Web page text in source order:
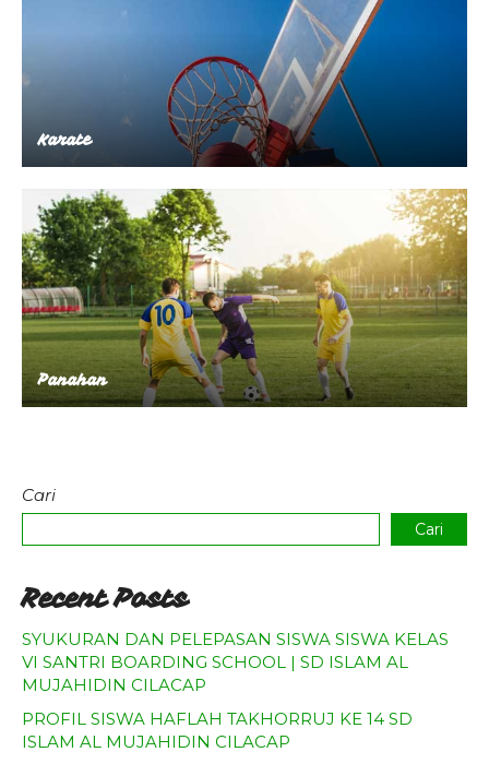
Karate
Panahan
Cari
Cari
Recent Posts
SYUKURAN DAN PELEPASAN SISWA SISWA KELAS
VI SANTRI BOARDING SCHOOL | SD ISLAM AL
MUJAHIDIN CILACAP
PROFIL SISWA HAFLAH TAKHORRUJ KE 14 SD
ISLAM AL MUJAHIDIN CILACAP